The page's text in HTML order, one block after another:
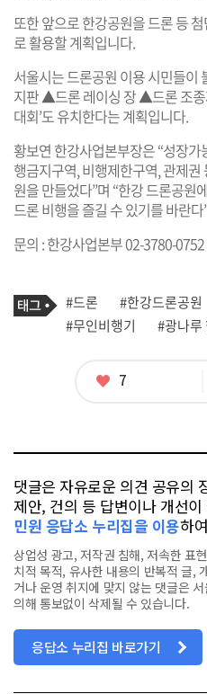
또한 앞으로 한강공원을 드론 등
로 활용할 계획입니다.
서울시는 드론공원 이용 시민들
지판 ▲드론 레이싱 장 ▲드론 조종
대회’도 유치한다는 계획입니다.
황보연 한강사업본부장은 “성장
행금지구역, 비행제한구역, 관제
원을 만들었다”며 “한강 드론공원
드론 비행을 즐길 수 있기를 바란
문의 : 한강사업본부 02-3780-0752
기
사
관
련
태
그
#드론 #한강드론공원
#무인비행기
#광나루
좋
7
댓글은 자유로운 의견 공유의
제안, 건의 등 답변이나 개선
민원 응답소 누리집을 이용하
상업성 광고, 저작권 침해, 저속한 표
치적 목적, 유사한 내용의 반복적 글,
거나 운영 취지에 맞지 않는 댓글은
의해 통보없이 삭제될 수 있습니다.
응답소 누리집 바로가기